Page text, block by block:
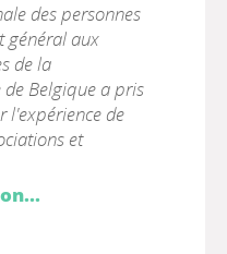
des personnes
général aux
de la
Belgique a pris
l'expérience de
et